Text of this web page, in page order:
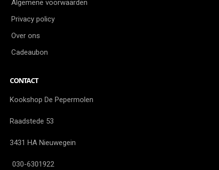
Algemene voorwaarden
Privacy policy
Over ons
Cadeaubon
CONTACT
Kookshop De Pepermolen
Raadstede 53
3431 HA Nieuwegein
030-6301922